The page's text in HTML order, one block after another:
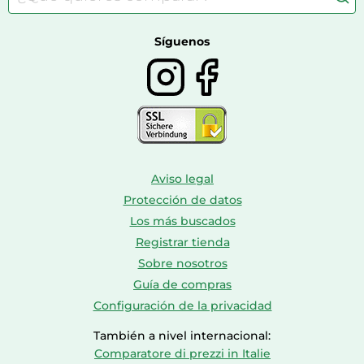
Farmacia veterinaria
Síguenos
Aviso legal
Protección de datos
Los más buscados
Registrar tienda
Sobre nosotros
Guía de compras
Configuración de la privacidad
También a nivel internacional:
Comparatore di prezzi in Italie